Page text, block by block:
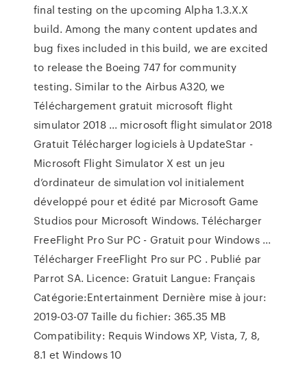
final testing on the upcoming Alpha 1.3.X.X
build. Among the many content updates and
bug fixes included in this build, we are excited
to release the Boeing 747 for community
testing. Similar to the Airbus A320, we
Téléchargement gratuit microsoft flight
simulator 2018 ... microsoft flight simulator 2018
Gratuit Télécharger logiciels à UpdateStar -
Microsoft Flight Simulator X est un jeu
d’ordinateur de simulation vol initialement
développé pour et édité par Microsoft Game
Studios pour Microsoft Windows. Télécharger
FreeFlight Pro Sur PC - Gratuit pour Windows ...
Télécharger FreeFlight Pro sur PC . Publié par
Parrot SA. Licence: Gratuit Langue: Français
Catégorie:Entertainment Dernière mise à jour:
2019-03-07 Taille du fichier: 365.35 MB
Compatibility: Requis Windows XP, Vista, 7, 8,
8.1 et Windows 10